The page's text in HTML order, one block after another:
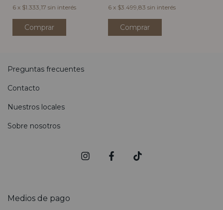
6 x $1.333,17 sin interés
6 x $3.499,83 sin interés
Preguntas frecuentes
Contacto
Nuestros locales
Sobre nosotros
Medios de pago